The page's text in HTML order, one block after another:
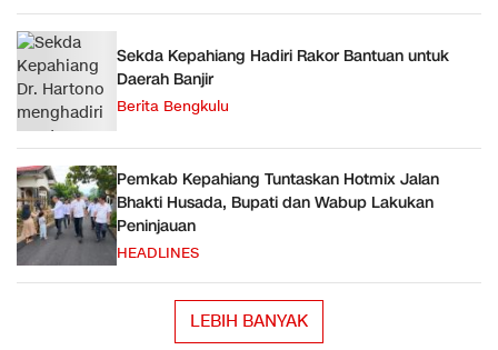
Sekda Kepahiang Hadiri Rakor Bantuan untuk
Daerah Banjir
Berita Bengkulu
Pemkab Kepahiang Tuntaskan Hotmix Jalan
Bhakti Husada, Bupati dan Wabup Lakukan
Peninjauan
HEADLINES
LEBIH BANYAK